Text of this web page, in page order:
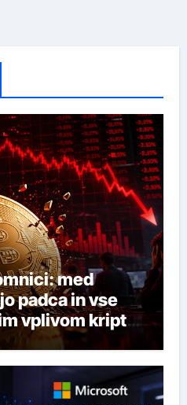
med
padca in vse
vplivom kripto